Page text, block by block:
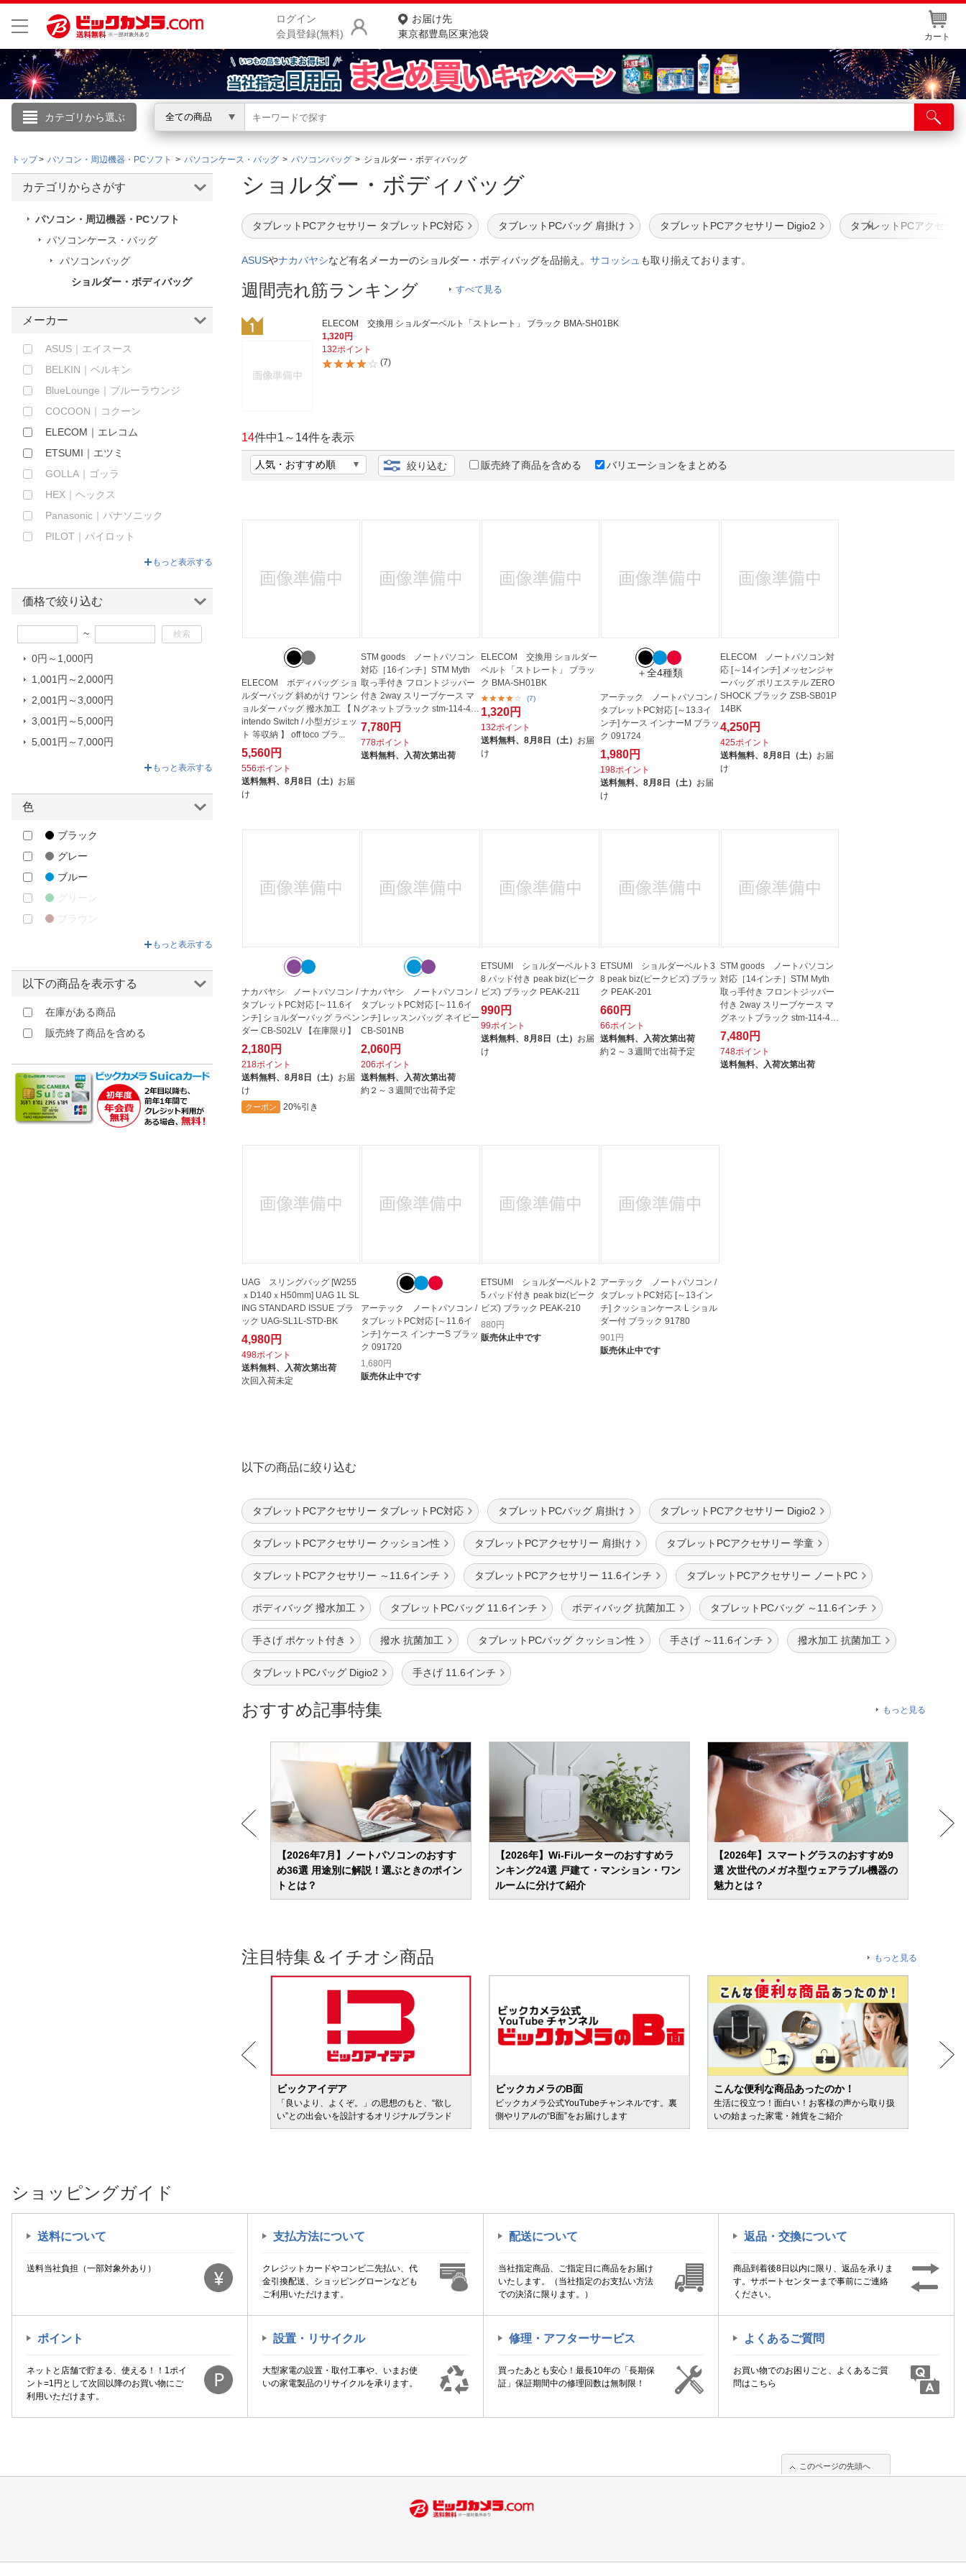
ログイン
会員登録(無料)
お届け先
東京都豊島区東池袋
カート
カテゴリから選ぶ 全ての商品
こんにちは
ログイン
会員メニュー
お買いもの履歴
閲覧履歴
お知らせ
ランキングからさがす
カテゴリ一覧からさがす
お客様サポート
よくある質問・お問合せ
ご利用規約
店舗情報・店舗一覧
トップ パソコン・周辺機器・PCソフト パソコンケース・バッグ パソコンバッグ ショルダー・ボディバッグ
ショルダー・ボディバッグ
タブレットPCアクセサリー タブレットPC対応 タブレットPCバッグ 肩掛け タブレットPCアクセサリー Digio2 タブレットPCアクセサ
ASUSやナカバヤシなど有名メーカーのショルダー・ボディバッグを品揃え。 サコッシュ も取り揃えております。
週間売れ筋ランキング すべて見る
ELECOM 交換用 ショルダーベルト「ストレート」 ブラック BMA-SH01BK
1,320円
132ポイント
(7)
14件中1 ～ 14件を表示
絞り込む 販売終了商品を含める バリエーションをまとめる
ELECOM ボディバッグ ショ
ルダーバッグ 斜めがけ ワンシ
ョルダー バッグ 撥水加工 【 N
intendo Switch / 小型ガジェッ
ト 等収納 】 off toco ブラ...
5,560円
556ポイント
送料無料、 8月8日（土） お届
け
STM goods ノートパソコン
対応［16インチ］STM Myth
取っ手付き フロントジッパー
付き 2way スリーブケース マ
グネットブラック stm-114-43
0P-01
7,780円
778ポイント
送料無料、
入荷次第出荷
ELECOM 交換用 ショルダー
ベルト「ストレート」 ブラッ
ク BMA-SH01BK
(7)
1,320円
132ポイント
送料無料、 8月8日（土） お届
け
＋全4種類
アーテック ノートパソコン /
タブレットPC対応 [～13.3イ
ンチ] ケース インナーM ブラッ
ク 091724
1,980円
198ポイント
送料無料、8月8日（土） お届
け
ELECOM ノートパソコン対
応 [～14インチ] メッセンジャ
ーバッグ ポリエステル ZERO
SHOCK ブラック ZSB-SB01P
14BK
4,250円
425ポイント
送料無料、 8月8日（土） お届
け
ナカバヤシ ノートパソコン /
タブレットPC対応 [～11.6イ
ンチ] ショルダーバッグ ラベン
ダー CB-S02LV 【在庫限り】
2,180円
218ポイント
送料無料、 8月8日（土） お届
け
クーポン 20%引き
ナカバヤシ ノートパソコン /
タブレットPC対応 [～11.6イ
ンチ] レッスンバッグ ネイビー
CB-S01NB
2,060円
206ポイント
送料無料、 入荷次第出荷
約２～３週間で出荷予定
ETSUMI ショルダーベルト3
8 パッド付き peak biz(ピーク
ビズ) ブラック PEAK-211
990円
99ポイント
送料無料、 8月8日（土） お届
け
ETSUMI ショルダーベルト3
8 peak biz(ピークビズ) ブラッ
ク PEAK-201
660円
66ポイント
送料無料、 入荷次第出荷
約２～３週間で出荷予定
STM goods ノートパソコン
対応［14インチ］STM Myth
取っ手付き フロントジッパー
付き 2way スリーブケース マ
グネットブラック stm-114-43
0M-01
7,480円
748ポイント
送料無料、
入荷次第出荷
UAG スリングバッグ [W255
ｘD140ｘH50mm] UAG 1L SL
ING STANDARD ISSUE ブラ
ック UAG-SL1L-STD-BK
4,980円
498ポイント
送料無料、
入荷次第出荷
次回入荷未定
アーテック ノートパソコン /
タブレットPC対応 [～11.6イ
ンチ] ケース インナーS ブラッ
ク 091720
1,680円
販売休止中です
ETSUMI ショルダーベルト2
5 パッド付き peak biz(ピーク
ビズ) ブラック PEAK-210
880円
販売休止中です
アーテック ノートパソコン /
タブレットPC対応 [～13イン
チ] クッションケース L ショル
ダー付 ブラック 91780
901 円
販売休止中です
以下の商品に絞り込む
タブレットPCアクセサリー タブレットPC対応 タブレットPCバッグ 肩掛け タブレットPCアクセサリー Digio2
タブレットPCアクセサリー クッション性 タブレットPCアクセサリー 肩掛け タブレットPCアクセサリー 学童
タブレットPCアクセサリー ～11.6インチ タブレットPCアクセサリー 11.6インチ タブレットPCアクセサリー ノートPC
ボディバッグ 撥水加工 タブレットPCバッグ 11.6インチ ボディバッグ 抗菌加工 タブレットPCバッグ ～11.6インチ
手さげ ポケット付き 撥水 抗菌加工 タブレットPCバッグ クッション性 手さげ ～11.6インチ 撥水加工 抗菌加工
タブレットPCバッグ Digio2 手さげ 11.6インチ
おすすめ記事特集 もっと見る
【2026年7月】ノートパソコンのおすす
め36選 用途別に解説！選ぶときのポイン
トとは？
【2026年】Wi-Fiルーターのおすすめラ
ンキング24選 戸建て・マンション・ワン
ルームに分けて紹介
【2026年】スマートグラスのおすすめ9
選 次世代のメガネ型ウェアラブル機器の
魅力とは？
注目特集＆イチオシ商品 もっと見る
ビックアイデア
「良いより、よくぞ。」の思想のもと、“欲し
い”との出会いを設計するオリジナルブランド
ビックカメラのB面
ビックカメラ公式YouTubeチャンネルです。裏
側やリアルの“B面”をお届けします
こんな便利な商品あったのか！
生活に役立つ！面白い！お客様の声から取り扱
いの始まった家電・雑貨をご紹介
カテゴリからさがす
パソコン・周辺機器・PCソフト
パソコンケース・バッグ
パソコンバッグ
ショルダー・ボディバッグ
メーカー
ASUS｜エイスース
BELKIN｜ベルキン
BlueLounge｜ブルーラウンジ
COCOON｜コクーン
ELECOM｜エレコム
ETSUMI｜エツミ
GOLLA｜ゴッラ
HEX｜ヘックス
Panasonic｜パナソニック
PILOT｜パイロット
アーテック｜Artec
ケースロジック｜CASE LOGIC
サンワサプライ｜SANWA SUPPLY
ソニック｜sonic
ターガス｜Targus
ナカバヤシ｜Nakabayashi
もっと表示する
価格で絞り込む
~
0円～1,000円
1,001円～2,000円
2,001円～3,000円
3,001円～5,000円
5,001円～7,000円
もっと表示する
色
ブラック
グレー
ブルー
グリーン
ブラウン
もっと表示する
以下の商品を表示する
在庫がある商品
販売終了商品を含める
ショッピングガイド
送料について
送料当社負担（一部対象外あり）
支払方法について
クレジットカードやコンビ二先払い、代
金引換配送、ショッピングローンなども
ご利用いただけます。
配送について
当社指定商品、ご指定日に商品をお届け
いたします。（当社指定のお支払い方法
での決済に限ります。）
返品・交換について
商品到着後8日以内に限り、返品を承りま
す。サポートセンターまで事前にご連絡
ください。
ポイント
ネットと店舗で貯まる、使える！！1ポイ
ント=1円として次回以降のお買い物にご
利用いただけます。
設置・リサイクル
大型家電の設置・取付工事や、いまお使
いの家電製品のリサイクルを承ります。
修理・アフターサービス
買ったあとも安心！最長10年の「長期保
証」保証期間中の修理回数は無制限！
よくあるご質問
お買い物でのお困りごと、よくあるご質
問はこちら
このページの先頭へ